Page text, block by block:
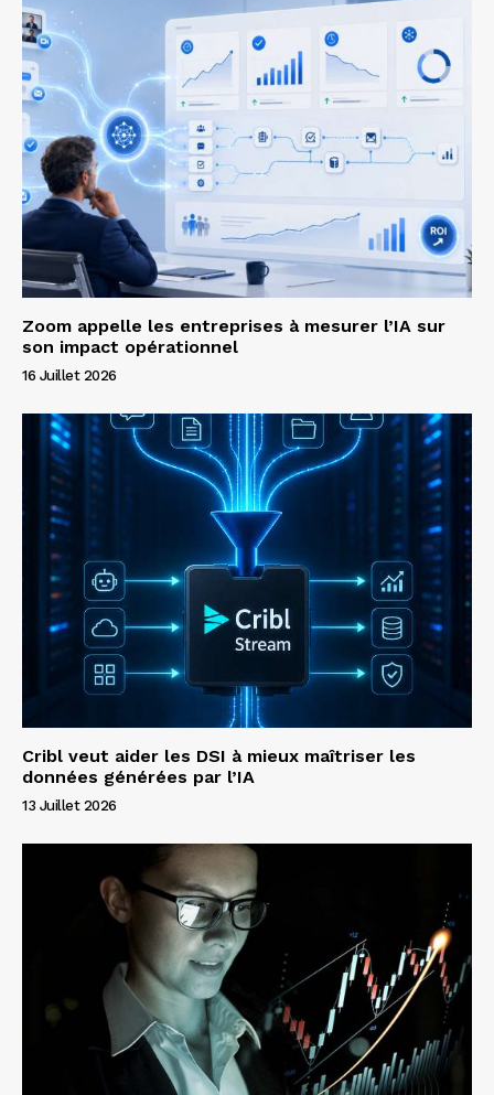
Zoom appelle les entreprises à mesurer l’IA sur
son impact opérationnel
16 Juillet 2026
Cribl veut aider les DSI à mieux maîtriser les
données générées par l’IA
13 Juillet 2026